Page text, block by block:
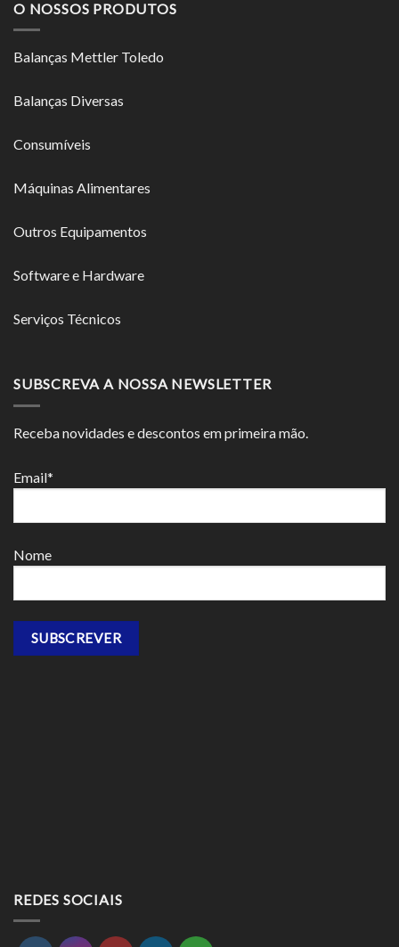
O NOSSOS PRODUTOS
Balanças Mettler Toledo
Balanças Diversas
Consumíveis
Máquinas Alimentares
Outros Equipamentos
Software e Hardware
Serviços Técnicos
SUBSCREVA A NOSSA NEWSLETTER
Receba novidades e descontos em primeira mão.
Email*
Nome
REDES SOCIAIS